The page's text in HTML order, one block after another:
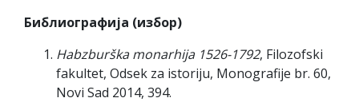
Библиографија (избор)
Habzburška monarhija 1526-1792, Filozofski
fakultet, Odsek za istoriju, Monografije br. 60,
Novi Sad 2014, 394.